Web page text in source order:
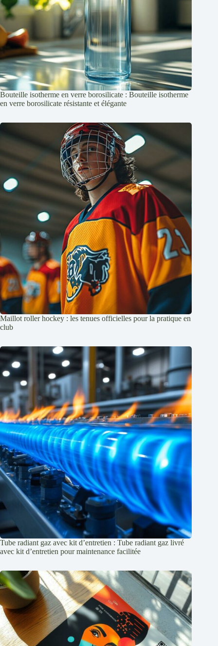
Bouteille isotherme en verre borosilicate : Bouteille isotherme
en verre borosilicate résistante et élégante
Maillot roller hockey : les tenues officielles pour la pratique en
club
Tube radiant gaz avec kit d’entretien : Tube radiant gaz livré
avec kit d’entretien pour maintenance facilitée